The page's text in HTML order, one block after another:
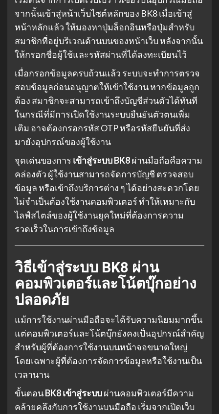
จากนั้นเข้าสู่หน้าเว็บไซต์หลักของ BK8 เมื่อเข้าสู่
หน้าหลักแล้ว ให้มองหาปุ่มล็อกอินหรือปุ่มสำหรับ
สมาชิกที่อยู่บริเวณด้านบนของหน้าเว็บ หลังจากนั้น
ให้กรอกชื่อผู้ใช้และรหัสผ่านที่ได้ลงทะเบียนไว้
เมื่อกรอกข้อมูลครบถ้วนแล้ว ระบบจะทำการตรวจ
สอบข้อมูลก่อนอนุญาตให้เข้าใช้งาน หากข้อมูลถูก
ต้อง สมาชิกจะสามารถเข้าถึงบัญชีส่วนตัวได้ทันที
ในกรณีที่มีการเปิดใช้งานระบบยืนยันตัวตนเพิ่ม
เติม อาจต้องกรอกรหัส OTP หรือรหัสยืนยันที่ส่ง
มายังอุปกรณ์ของผู้ใช้งาน
จุดเด่นของการ เข้าสู่ระบบ BK8ผ่านมือถือคือความ
คล่องตัว ผู้ใช้งานสามารถจัดการบัญชี ตรวจสอบ
ข้อมูล หรือเข้าถึงบริการต่าง ๆ ได้อย่างสะดวกโดย
ไม่จำเป็นต้องใช้งานคอมพิวเตอร์ ทำให้เหมาะกับ
ไลฟ์สไตล์ของผู้ใช้งานยุคใหม่ที่ต้องการความ
รวดเร็วในการเข้าถึงข้อมูล
วิธีเข้าสู่ระบบ BK8 ผ่าน
คอมพิวเตอร์และโน้ตบุ๊กอย่าง
ปลอดภัย
แม้การใช้งานผ่านมือถือจะได้รับความนิยมมากขึ้น
แต่คอมพิวเตอร์และโน้ตบุ๊กยังคงเป็นอุปกรณ์สำคัญ
สำหรับผู้ที่ต้องการใช้งานบนหน้าจอขนาดใหญ่
โดยเฉพาะผู้ที่ต้องการจัดการข้อมูลหรือใช้งานเป็น
เวลานาน
ขั้นตอนBK8 เข้าสู่ระบบผ่านคอมพิวเตอร์มีความ
คล้ายคลึงกับการใช้งานบนมือถือ เริ่มจากเปิดเว็บ